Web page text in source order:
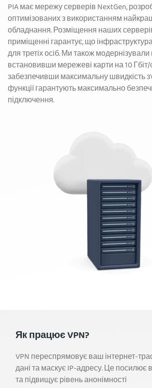
PIA має мережу серверів NextGen,
оптимізованих з використанням
обладнання. Розміщення наших
приміщенні гарантує, що
для третіх осіб. Ми також
встановивши мережеві карти на 10 Гбіт/
забезпечивши максимальну швидкість
функції гарантують максимально
підключення.
Як працює VPN?
VPN переспрямовує ваш інтернет-
дані та маскує IP-адресу. Це посилює
та підвищує рівень анонімності